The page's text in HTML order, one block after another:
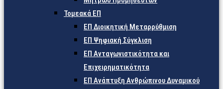
Τομεακά ΕΠ
ΕΠ Διοικητική Μεταρρύθμιση
ΕΠ Ψηφιακή Σύγκλιση
ΕΠ Ανταγωνιστικότητα και
Επιχειρηματικότητα
ΕΠ Ανάπτυξη Ανθρώπινου Δυναμικού